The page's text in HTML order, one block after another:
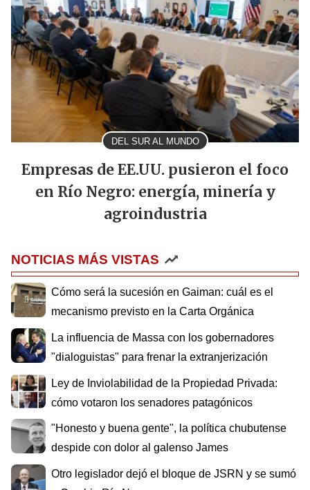
DEL SUR AL MUNDO
Empresas de EE.UU. pusieron el foco
en Río Negro: energía, minería y
agroindustria
NOTICIAS MÁS VISTAS
Cómo será la sucesión en Gaiman: cuál es el
mecanismo previsto en la Carta Orgánica
La influencia de Massa con los gobernadores
"dialoguistas" para frenar la extranjerización
Ley de Inviolabilidad de la Propiedad Privada:
cómo votaron los senadores patagónicos
"Honesto y buena gente", la política chubutense
despide con dolor al galenso James
Otro legislador dejó el bloque de JSRN y se sumó